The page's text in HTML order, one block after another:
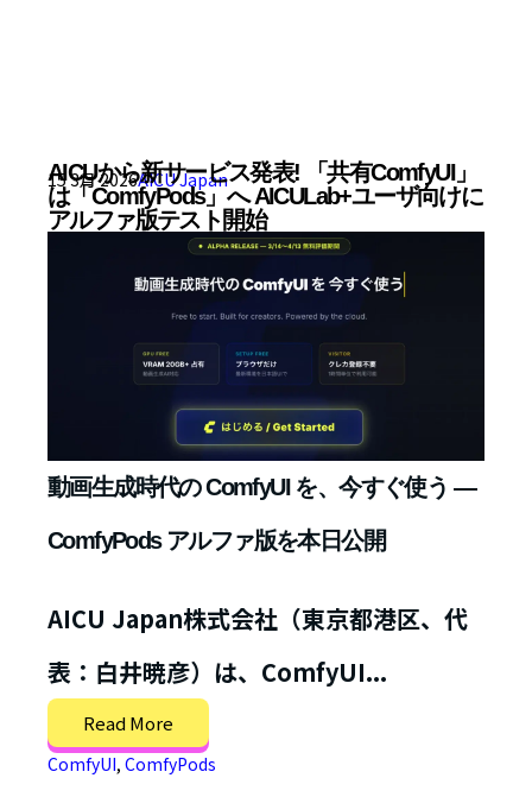
AICUから新サービス発表! 「共有ComfyUI」
は「ComfyPods」へ AICULab+ユーザ向けに
アルファ版テスト開始
15 3月 2026AICU Japan
動画生成時代の ComfyUI を、今すぐ使う —
ComfyPods アルファ版を本日公開
AICU Japan株式会社（東京都港区、代
表：白井暁彦）は、ComfyUI...
Read More
ComfyUI, ComfyPods